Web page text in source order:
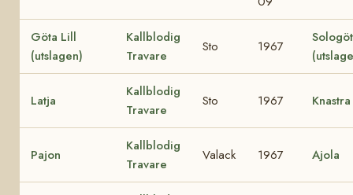
Göta Lill
(utslagen)
Kallblodig
Travare
Sto 1967
Latja
Kallblodig
Travare
Sto 1967 Knastra
Pajon
Kallblodig
Travare
Valack 1967 Ajola